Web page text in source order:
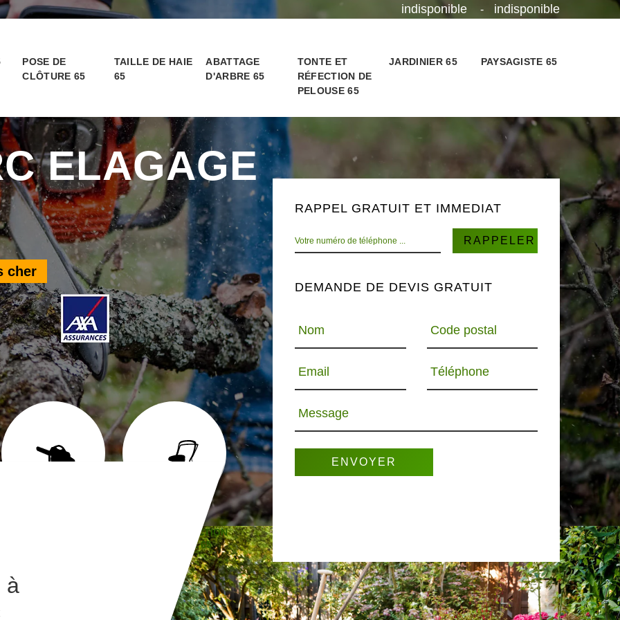
indisponible - indisponible
POSE DE
CLÔTURE 65
TAILLE DE HAIE
65
ABATTAGE
D'ARBRE 65
TONTE ET
RÉFECTION DE
PELOUSE 65
JARDINIER 65 PAYSAGISTE 65
ELAGAGE
cher
TONTE ET RÉFECTION
DE PELOUSE 65
JARDINIER 65 ELAGUEUR 65
RAPPEL GRATUIT ET IMMEDIAT
DEMANDE DE DEVIS GRATUIT
Nom Code postal
Email Téléphone
Message
à